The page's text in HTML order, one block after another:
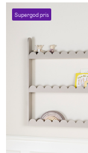
Supergod pris